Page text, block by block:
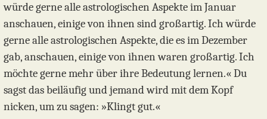
würde gerne alle astrologischen Aspekte im Januar
anschauen, einige von ihnen sind großartig. Ich würde
gerne alle astrologischen Aspekte, die es im Dezember
gab, anschauen, einige von ihnen waren großartig. Ich
möchte gerne mehr über ihre Bedeutung lernen.« Du
sagst das beiläufig und jemand wird mit dem Kopf
nicken, um zu sagen: »Klingt gut.«